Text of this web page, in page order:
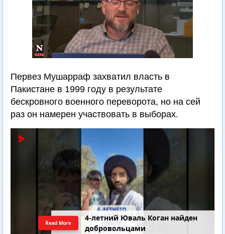
Первез Мушарраф захватил власть в
Пакистане в 1999 году в результате
бескровного военного переворота, но на сей
раз он намерен участвовать в выборах.
4-летний Юваль Коган найден
добровольцами
Read More